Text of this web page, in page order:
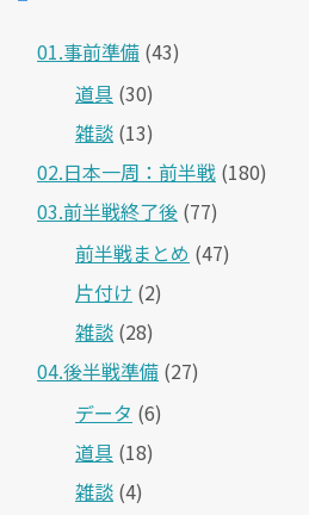
01.事前準備 (43)
道具 (30)
雑談 (13)
02.日本一周：前半戦 (180)
03.前半戦終了後 (77)
前半戦まとめ (47)
片付け (2)
雑談 (28)
04.後半戦準備 (27)
データ (6)
道具 (18)
雑談 (4)